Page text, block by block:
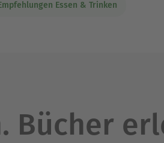
Essen & Trinken
Bücher